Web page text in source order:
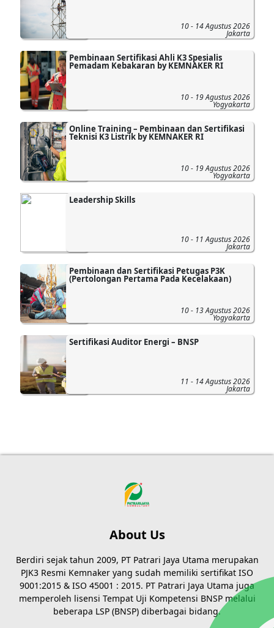
10 - 14 Agustus 2026
Jakarta
Pembinaan Sertifikasi Ahli K3 Spesialis
Pemadam Kebakaran by KEMNAKER RI
10 - 19 Agustus 2026
Yogyakarta
Online Training – Pembinaan dan Sertifikasi
Teknisi K3 Listrik by KEMNAKER RI
10 - 19 Agustus 2026
Yogyakarta
Leadership Skills
10 - 11 Agustus 2026
Jakarta
Pembinaan dan Sertifikasi Petugas P3K
(Pertolongan Pertama Pada Kecelakaan)
10 - 13 Agustus 2026
Yogyakarta
Sertifikasi Auditor Energi – BNSP
11 - 14 Agustus 2026
Jakarta
About Us
Berdiri sejak tahun 2009, PT Patrari Jaya Utama merupakan
PJK3 Resmi Kemnaker yang sudah memiliki sertifikat ISO
9001:2015 & ISO 45001 : 2015. PT Patrari Jaya Utama juga
memperoleh lisensi Tempat Uji Kompetensi BNSP melalui
beberapa LSP (BNSP) diberbagai bidang.